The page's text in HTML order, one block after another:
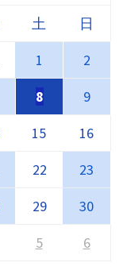
土
日
1
2
8
9
15
16
22
23
29
30
5 6